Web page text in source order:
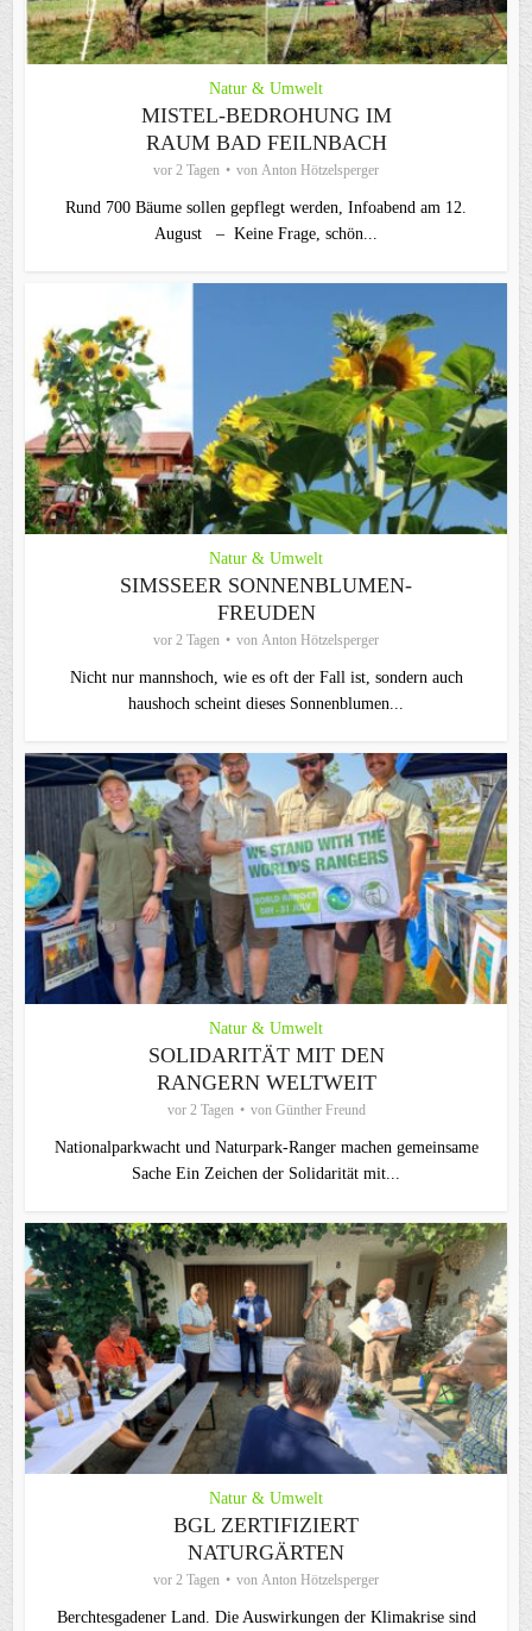
Natur & Umwelt
MISTEL-BEDROHUNG IM
RAUM BAD FEILNBACH
vor 2 Tagen von Anton Hötzelsperger
Rund 700 Bäume sollen gepflegt werden, Infoabend am 12.
August – Keine Frage, schön...
Natur & Umwelt
SIMSSEER SONNENBLUMEN-
FREUDEN
vor 2 Tagen von Anton Hötzelsperger
Nicht nur mannshoch, wie es oft der Fall ist, sondern auch
haushoch scheint dieses Sonnenblumen...
Natur & Umwelt
SOLIDARITÄT MIT DEN
RANGERN WELTWEIT
vor 2 Tagen von Günther Freund
Nationalparkwacht und Naturpark-Ranger machen gemeinsame
Sache Ein Zeichen der Solidarität mit...
Natur & Umwelt
BGL ZERTIFIZIERT
NATURGÄRTEN
vor 2 Tagen von Anton Hötzelsperger
Berchtesgadener Land. Die Auswirkungen der Klimakrise sind